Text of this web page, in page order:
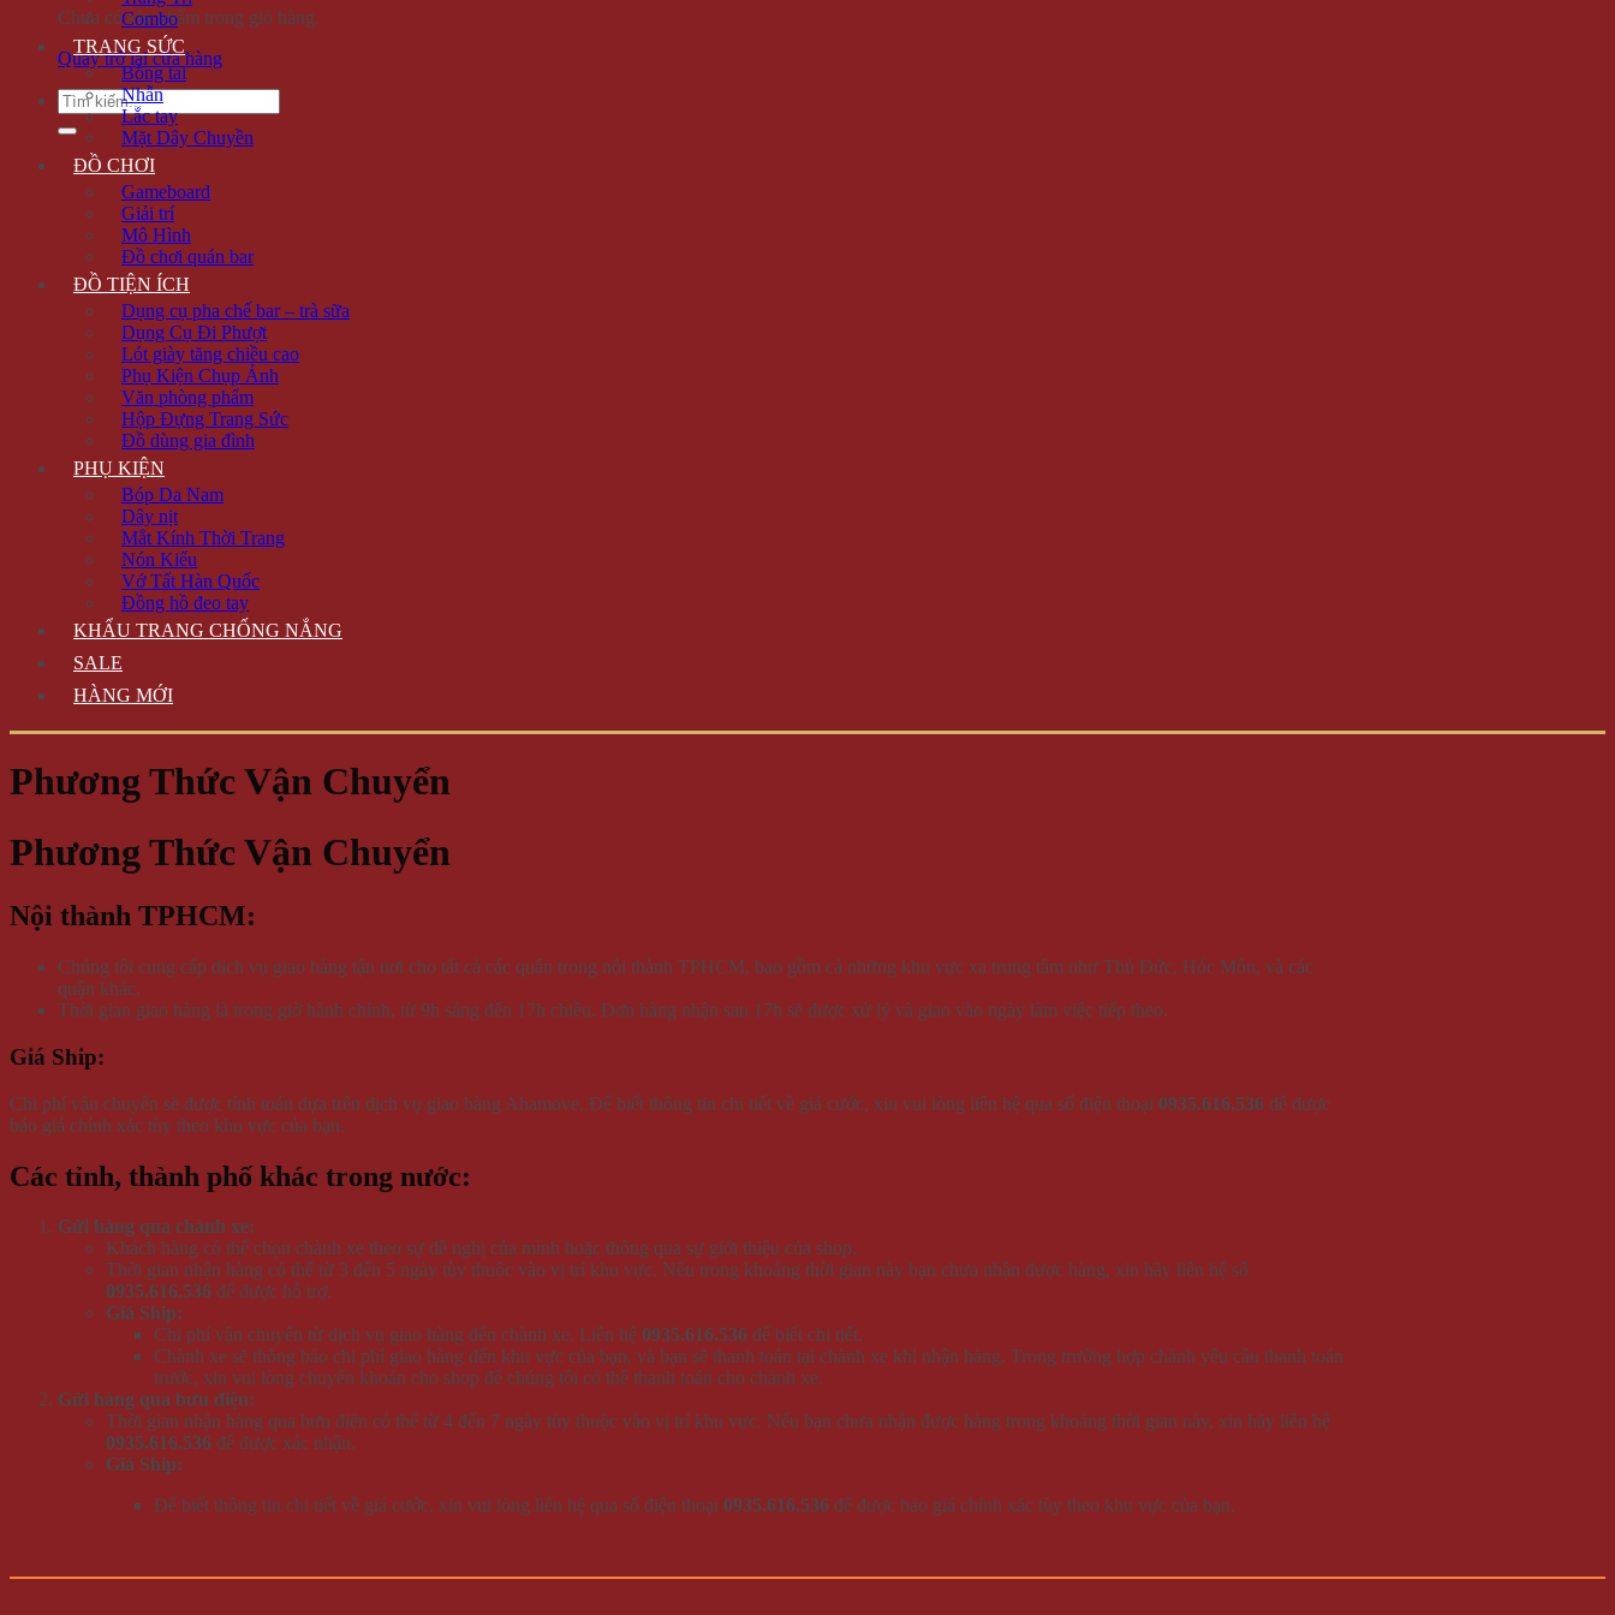
Chưa có sản phẩm trong giỏ hàng.
Quay trở lại cửa hàng
Tìm
kiếm:
Combo
TRANG SỨC
Bông tai
Nhẫn
Lắc tay
Mặt Dây Chuyền
ĐỒ CHƠI
Gameboard
Giải trí
Mô Hình
Đồ chơi quán bar
ĐỒ TIỆN ÍCH
Dụng cụ pha chế bar – trà sữa
Dụng Cụ Đi Phượt
Lót giày tăng chiều cao
Phụ Kiện Chụp Ảnh
Văn phòng phẩm
Hộp Đựng Trang Sức
Đồ dùng gia đình
PHỤ KIỆN
Bóp Da Nam
Dây nịt
Mắt Kính Thời Trang
Nón Kiểu
Vớ Tất Hàn Quốc
Đồng hồ đeo tay
KHẨU TRANG CHỐNG NẮNG
SALE
HÀNG MỚI
Phương Thức Vận Chuyển
Phương Thức Vận Chuyển
Nội thành TPHCM:
Chúng tôi cung cấp dịch vụ giao hàng tận nơi cho tất cả các quận trong nội thành TPHCM, bao gồm cả những khu vực xa trung tâm như Thủ Đức, Hóc Môn, và các
quận khác.
Thời gian giao hàng là trong giờ hành chính, từ 9h sáng đến 17h chiều. Đơn hàng nhận sau 17h sẽ được xử lý và giao vào ngày làm việc tiếp theo.
Giá Ship:
Chi phí vận chuyển sẽ được tính toán dựa trên dịch vụ giao hàng Ahamove. Để biết thông tin chi tiết về giá cước, xin vui lòng liên hệ qua số điện thoại 0935.616.536 để được
báo giá chính xác tùy theo khu vực của bạn.
Các tỉnh, thành phố khác trong nước:
Gửi hàng qua chành xe:
Khách hàng có thể chọn chành xe theo sự đề nghị của mình hoặc thông qua sự giới thiệu của shop.
Thời gian nhận hàng có thể từ 3 đến 5 ngày tùy thuộc vào vị trí khu vực. Nếu trong khoảng thời gian này bạn chưa nhận được hàng, xin hãy liên hệ số
0935.616.536 để được hỗ trợ.
Giá Ship:
Chi phí vận chuyển từ dịch vụ giao hàng đến chành xe. Liên hệ 0935.616.536 để biết chi tiết.
Chành xe sẽ thông báo chi phí giao hàng đến khu vực của bạn, và bạn sẽ thanh toán tại chành xe khi nhận hàng. Trong trường hợp chành yêu cầu thanh toán
trước, xin vui lòng chuyển khoản cho shop để chúng tôi có thể thanh toán cho chành xe.
Gửi hàng qua bưu điện:
Thời gian nhận hàng qua bưu điện có thể từ 4 đến 7 ngày tùy thuộc vào vị trí khu vực. Nếu bạn chưa nhận được hàng trong khoảng thời gian này, xin hãy liên hệ
0935.616.536 để được xác nhận.
Giá Ship:
Để biết thông tin chi tiết về giá cước, xin vui lòng liên hệ qua số điện thoại 0935.616.536 để được báo giá chính xác tùy theo khu vực của bạn.